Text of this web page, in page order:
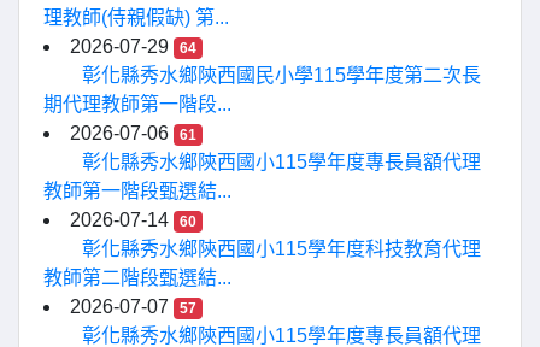
理教師(侍親假缺) 第...
2026-07-29
64
彰化縣秀水鄉陝西國民小學115學年度第二次長
期代理教師第一階段...
2026-07-06
61
彰化縣秀水鄉陝西國小115學年度專長員額代理
教師第一階段甄選結...
2026-07-14
60
彰化縣秀水鄉陝西國小115學年度科技教育代理
教師第二階段甄選結...
2026-07-07
57
彰化縣秀水鄉陝西國小115學年度專長員額代理